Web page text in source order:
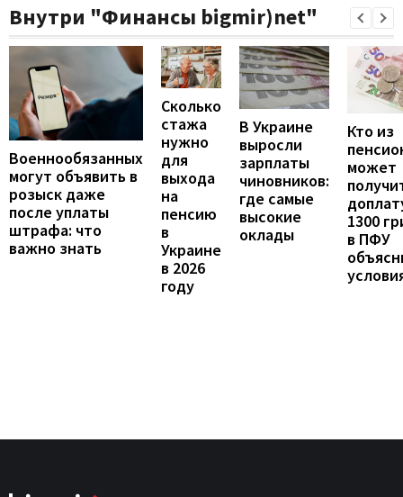
Внутри "Финансы bigmir)net"
Военнообязанных
могут объявить в
розыск даже
после уплаты
штрафа: что
важно знать
Сколько
стажа
нужно
для
выхода
на
пенсию
в
Украине
в 2026
году
В Украине
выросли
зарплаты
чиновников:
где самые
высокие
оклады
Кто из
может
1300
в ПФУ